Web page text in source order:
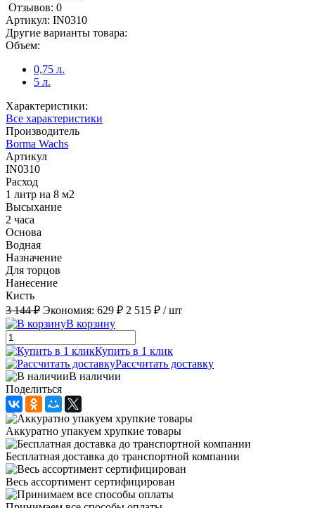
Отзывов: 0
Артикул: IN0310
Другие варианты товара:
Объем:
0,75 л.
5 л.
Характеристики:
Все характеристики
Производитель
Borma Wachs
Артикул
IN0310
Расход
1 литр на 8 м2
Высыхание
2 часа
Основа
Водная
Назначение
Для торцов
Нанесение
Кисть
3 144 ₽ Экономия: 629 ₽ 2 515 ₽ / шт
В корзину
Купить в 1 клик
Рассчитать доставку
В наличии
Поделиться
Аккуратно упакуем хрупкие товары
Бесплатная доставка до транспортной компании
Весь ассортимент сертифицирован